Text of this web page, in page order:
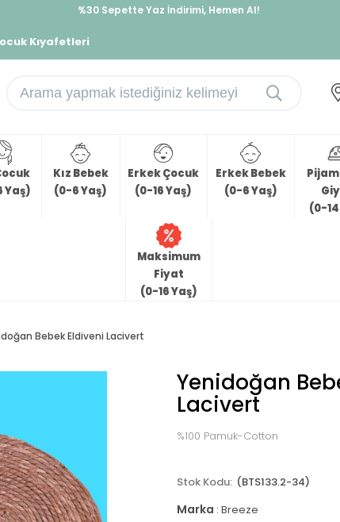
%30 Sepette Yaz İndirimi, Hemen Al!
Kıyafetleri
Yaş)
Kız Bebek
(0-6 Yaş)
Erkek Çocuk
(0-16 Yaş)
Erkek Bebek
(0-6 Yaş)
(0-
Maksimum
Fiyat
(0-16 Yaş)
Bebek Eldiveni Lacivert
Yenidoğan
Lacivert
%100 Pamuk-Cotton
(BTS133.2-34)
Marka : Breeze